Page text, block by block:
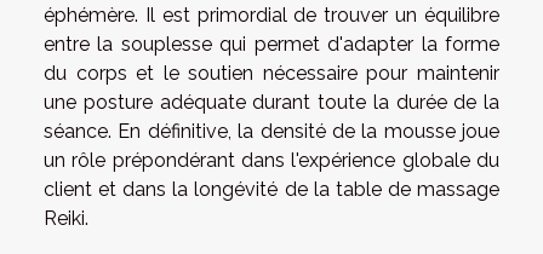
éphémère. Il est primordial de trouver un équilibre
entre la souplesse qui permet d'adapter la forme
du corps et le soutien nécessaire pour maintenir
une posture adéquate durant toute la durée de la
séance. En définitive, la densité de la mousse joue
un rôle prépondérant dans l'expérience globale du
client et dans la longévité de la table de massage
Reiki.